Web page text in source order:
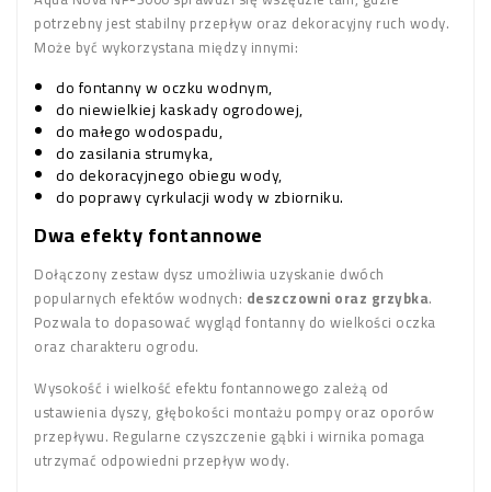
potrzebny jest stabilny przepływ oraz dekoracyjny ruch wody.
Może być wykorzystana między innymi:
do fontanny w oczku wodnym,
do niewielkiej kaskady ogrodowej,
do małego wodospadu,
do zasilania strumyka,
do dekoracyjnego obiegu wody,
do poprawy cyrkulacji wody w zbiorniku.
Dwa efekty fontannowe
Dołączony zestaw dysz umożliwia uzyskanie dwóch
popularnych efektów wodnych: deszczowni oraz grzybka.
Pozwala to dopasować wygląd fontanny do wielkości oczka
oraz charakteru ogrodu.
Wysokość i wielkość efektu fontannowego zależą od
ustawienia dyszy, głębokości montażu pompy oraz oporów
przepływu. Regularne czyszczenie gąbki i wirnika pomaga
utrzymać odpowiedni przepływ wody.